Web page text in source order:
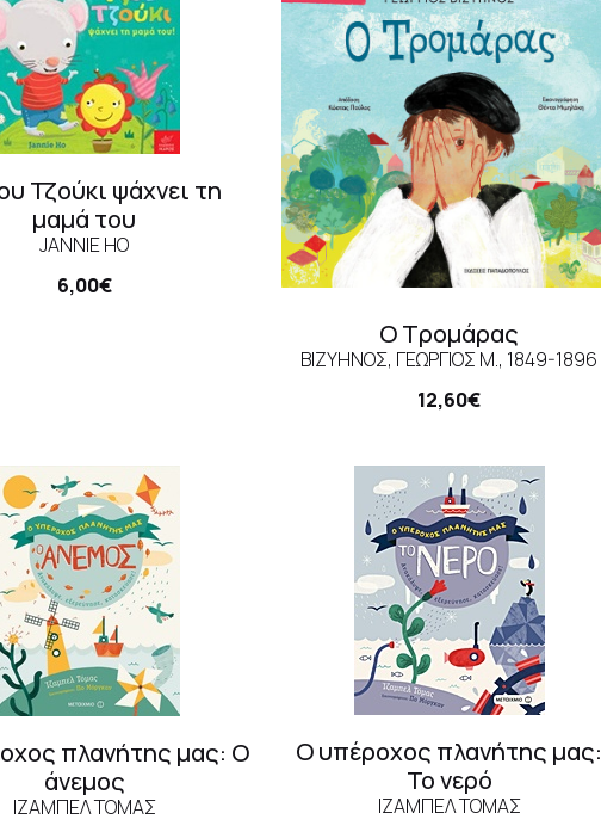
Τζούκι ψάχνει τη
μαμά του
JANNIE HO
6,00€
Ο Τρομάρας
ΒΙΖΥΗΝΌΣ, ΓΕΏΡΓΙΟΣ Μ., 1849-1896
12,60€
πλανήτης μας: Ο
άνεμος
ΊΖΑΜΠΕΛ ΤΌΜΑΣ
Ο υπέροχος πλανήτης μας:
Το νερό
ΊΖΑΜΠΕΛ ΤΌΜΑΣ